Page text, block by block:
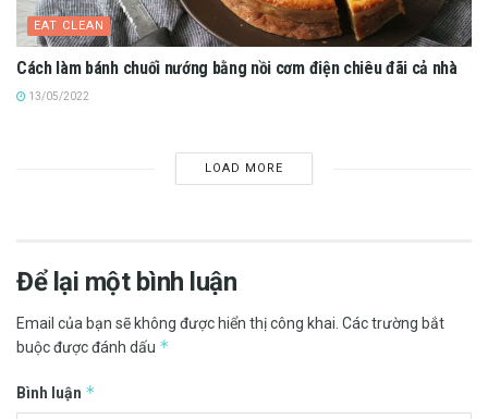
EAT CLEAN
Cách làm bánh chuối nướng bằng nồi cơm điện chiêu đãi cả nhà
13/05/2022
LOAD MORE
Để lại một bình luận
Email của bạn sẽ không được hiển thị công khai. Các trường bắt
buộc được đánh dấu *
Bình luận *